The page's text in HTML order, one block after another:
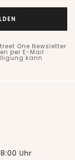
One Newsletter
per E-Mail
kann
Uhr